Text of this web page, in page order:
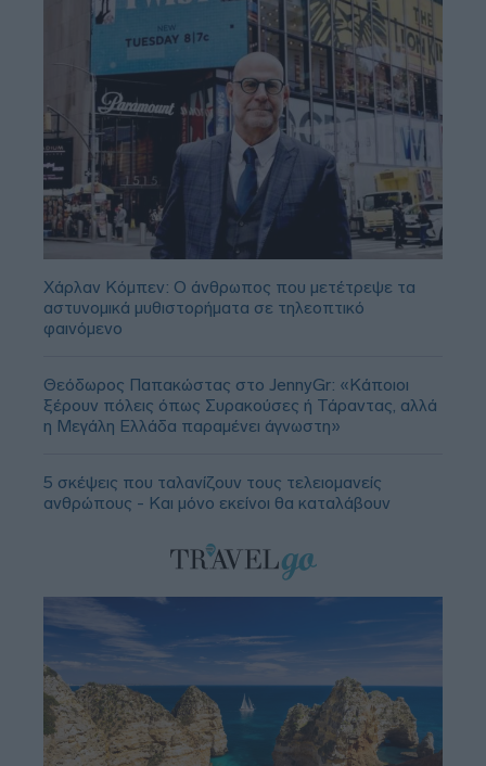
Χάρλαν Κόμπεν: Ο άνθρωπος που μετέτρεψε τα
αστυνομικά μυθιστορήματα σε τηλεοπτικό
φαινόμενο
Θεόδωρος Παπακώστας στο JennyGr: «Κάποιοι
ξέρουν πόλεις όπως Συρακούσες ή Τάραντας, αλλά
η Μεγάλη Ελλάδα παραμένει άγνωστη»
5 σκέψεις που ταλανίζουν τους τελειομανείς
ανθρώπους - Και μόνο εκείνοι θα καταλάβουν